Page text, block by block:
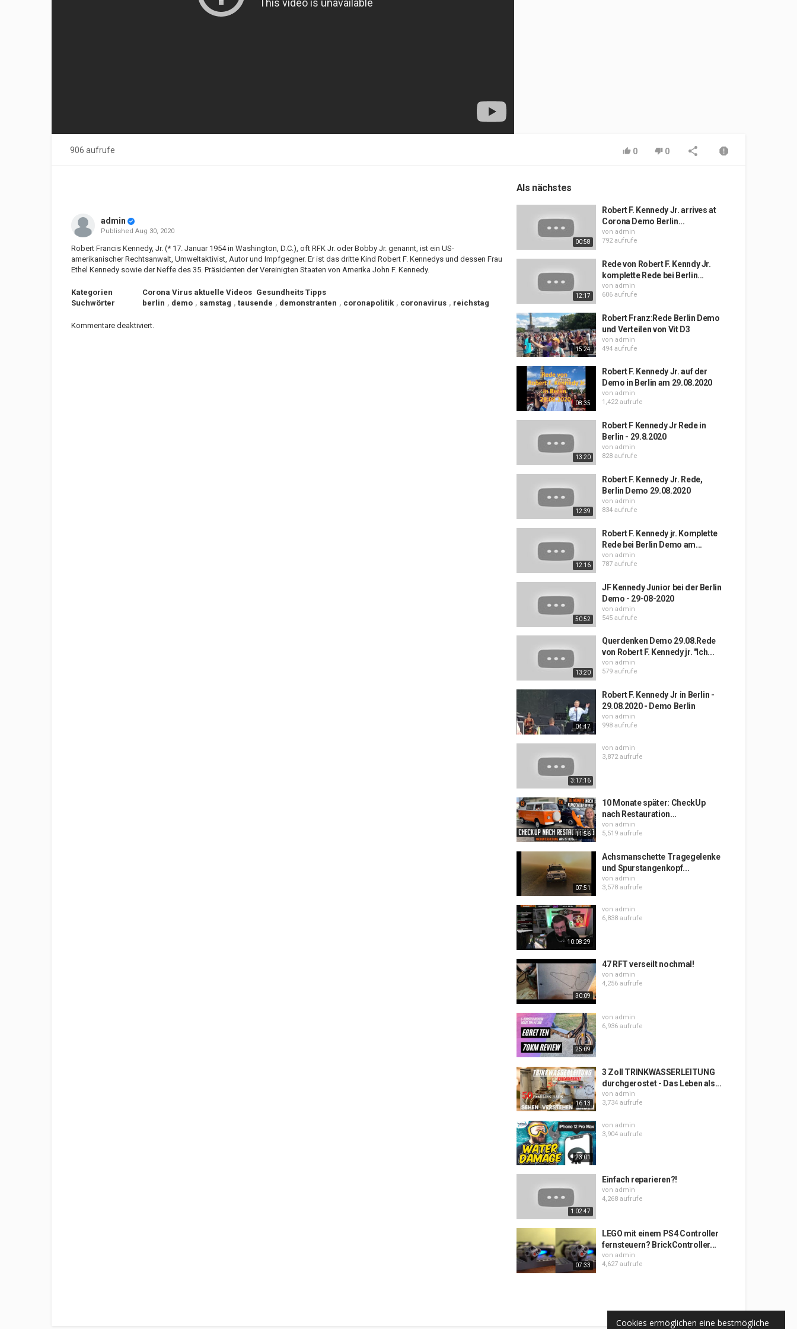
Cookies ermöglichen eine bestmögliche
906 aufrufe 0 0
admin
Published Aug 30, 2020
Robert Francis Kennedy, Jr. (* 17. Januar 1954 in Washington, D.C.), oft RFK Jr. oder Bobby Jr. genannt, ist ein US-
amerikanischer Rechtsanwalt, Umweltaktivist, Autor und Impfgegner. Er ist das dritte Kind Robert F. Kennedys und dessen Frau
Ethel Kennedy sowie der Neffe des 35. Präsidenten der Vereinigten Staaten von Amerika John F. Kennedy.
Kategorien Corona Virus aktuelle Videos Gesundheits Tipps
Suchwörter
berlin , demo , samstag , tausende , demonstranten , coronapolitik , coronavirus , reichstag
Kommentare deaktiviert.
Als nächstes
00:58
Robert F. Kennedy Jr. arrives at
Corona Demo Berlin...
von admin
792 aufrufe
12:17
Rede von Robert F. Kenndy Jr.
komplette Rede bei Berlin...
von admin
606 aufrufe
15:24
Robert Franz:Rede Berlin Demo
und Verteilen von Vit D3
von admin
494 aufrufe
08:35
Robert F. Kennedy Jr. auf der
Demo in Berlin am 29.08.2020
von admin
1,422 aufrufe
13:20
Robert F Kennedy Jr Rede in
Berlin - 29.8.2020
von admin
828 aufrufe
12:39
Robert F. Kennedy Jr. Rede,
Berlin Demo 29.08.2020
von admin
834 aufrufe
12:16
Robert F. Kennedy jr. Komplette
Rede bei Berlin Demo am...
von admin
787 aufrufe
50:52
JF Kennedy Junior bei der Berlin
Demo - 29-08-2020
von admin
545 aufrufe
13:20
Querdenken Demo 29.08.Rede
von Robert F. Kennedy jr. "Ich...
von admin
579 aufrufe
04:47
Robert F. Kennedy Jr in Berlin -
29.08.2020 - Demo Berlin
von admin
998 aufrufe
3:17:16
von admin
3,872 aufrufe
11:56
10 Monate später: CheckUp
nach Restauration...
von admin
5,519 aufrufe
07:51
Achsmanschette Tragegelenke
und Spurstangenkopf...
von admin
3,578 aufrufe
10:08:29
von admin
6,838 aufrufe
30:09
47 RFT verseilt nochmal!
von admin
4,256 aufrufe
25:09
von admin
6,936 aufrufe
16:13
3 Zoll TRINKWASSERLEITUNG
durchgerostet - Das Leben als...
von admin
3,734 aufrufe
23:01
von admin
3,904 aufrufe
1:02:47
Einfach reparieren?!
von admin
4,268 aufrufe
07:33
LEGO mit einem PS4 Controller
fernsteuern? BrickController...
von admin
4,627 aufrufe